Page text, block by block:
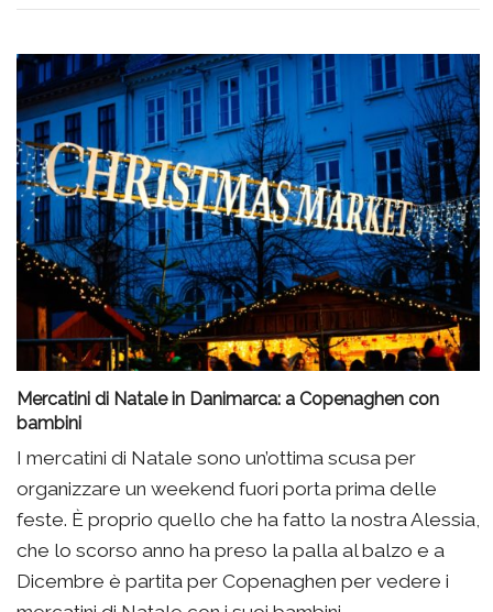
Mercatini di Natale in Danimarca: a Copenaghen con
bambini
I mercatini di Natale sono un’ottima scusa per
organizzare un weekend fuori porta prima delle
feste. È proprio quello che ha fatto la nostra Alessia,
che lo scorso anno ha preso la palla al balzo e a
Dicembre è partita per Copenaghen per vedere i